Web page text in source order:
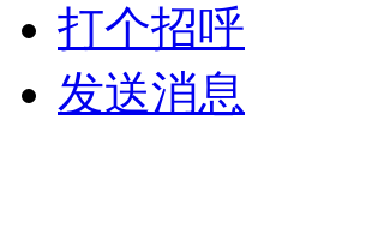
打个招呼
发送消息